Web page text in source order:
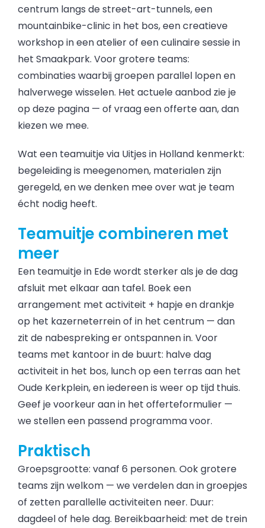
centrum langs de street-art-tunnels, een
mountainbike-clinic in het bos, een creatieve
workshop in een atelier of een culinaire sessie in
het Smaakpark. Voor grotere teams:
combinaties waarbij groepen parallel lopen en
halverwege wisselen. Het actuele aanbod zie je
op deze pagina — of vraag een offerte aan, dan
kiezen we mee.
Wat een teamuitje via Uitjes in Holland kenmerkt:
begeleiding is meegenomen, materialen zijn
geregeld, en we denken mee over wat je team
écht nodig heeft.
Teamuitje combineren met
meer
Een teamuitje in Ede wordt sterker als je de dag
afsluit met elkaar aan tafel. Boek een
arrangement met activiteit + hapje en drankje
op het kazerneterrein of in het centrum — dan
zit de nabespreking er ontspannen in. Voor
teams met kantoor in de buurt: halve dag
activiteit in het bos, lunch op een terras aan het
Oude Kerkplein, en iedereen is weer op tijd thuis.
Geef je voorkeur aan in het offerteformulier —
we stellen een passend programma voor.
Praktisch
Groepsgrootte: vanaf 6 personen. Ook grotere
teams zijn welkom — we verdelen dan in groepjes
of zetten parallelle activiteiten neer. Duur:
dagdeel of hele dag. Bereikbaarheid: met de trein